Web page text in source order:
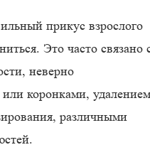
прикус взрослого
Это часто связано
неверно
коронками, удалением
различными